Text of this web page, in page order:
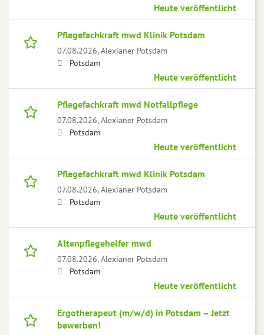
Heute veröffentlicht
Pflegefachkraft mwd Klinik Potsdam
07.08.2026,Alexianer Potsdam
Potsdam
Heute veröffentlicht
Pflegefachkraft mwd Notfallpflege
07.08.2026,Alexianer Potsdam
Potsdam
Heute veröffentlicht
Pflegefachkraft mwd Klinik Potsdam
07.08.2026,Alexianer Potsdam
Potsdam
Heute veröffentlicht
Altenpflegehelfer mwd
07.08.2026,Alexianer Potsdam
Potsdam
Heute veröffentlicht
Ergotherapeut (m/w/d) in Potsdam – Jetzt
bewerben!